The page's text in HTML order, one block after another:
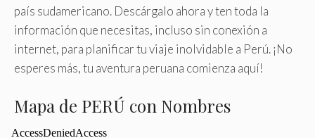
país sudamericano. Descárgalo ahora y ten toda la
información que necesitas, incluso sin conexión a
internet, para planificar tu viaje inolvidable a Perú. ¡No
esperes más, tu aventura peruana comienza aquí!
Mapa de PERÚ con Nombres